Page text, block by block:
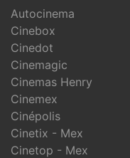
Autocinema
Cinebox
Cinedot
Cinemagic
Cinemas Henry
Cinemex
Cinépolis
Cinetix - Mex
Cinetop - Mex